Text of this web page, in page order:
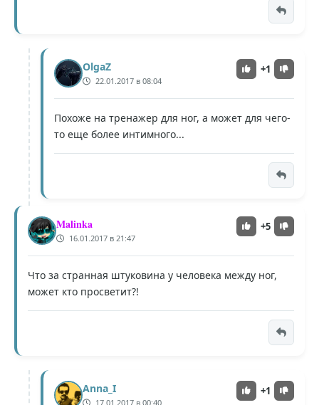
OlgaZ
22.01.2017 в 08:04
+1
Похоже на тренажер для ног, а может для чего-
то еще более интимного...
Malinka
16.01.2017 в 21:47
+5
Что за странная штуковина у человека между ног,
может кто просветит?!
Anna_I
17.01.2017 в 00:40
+1